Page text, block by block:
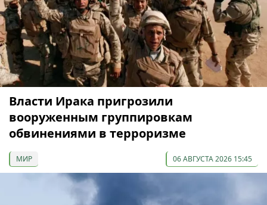
Власти Ирака пригрозили
вооруженным группировкам
обвинениями в терроризме
МИР 06 АВГУСТА 2026 15:45